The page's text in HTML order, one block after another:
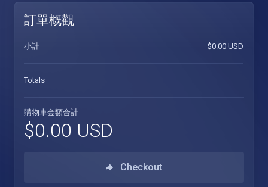
訂單概觀
小計 $0.00 USD
Totals
購物車金額合計
$0.00 USD
Checkout